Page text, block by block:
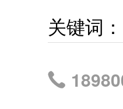
关键词：